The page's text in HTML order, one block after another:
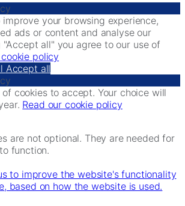
improve your browsing experience,
ads or content and analyse our
all" you agree to our use of
policy
Accept all
cookies to accept. Your choice will
Read our cookie policy
are not optional. They are needed for
function.
to improve the website's functionality
based on how the website is used.